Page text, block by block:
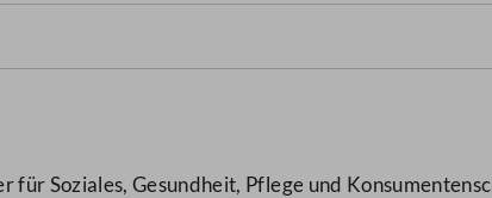
Soziales, Gesundheit, Pflege und